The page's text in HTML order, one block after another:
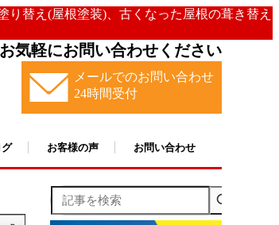
替え(屋根塗装)、古くなった屋根の葺き替え
気軽にお問い合わせください
メールでのお問い合わせ
24時間受付
お客様の声 お問い合わせ
記事を検索